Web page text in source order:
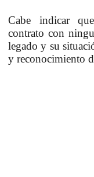
Cabe indicar
contrato con
legado y su
y reconocimiento